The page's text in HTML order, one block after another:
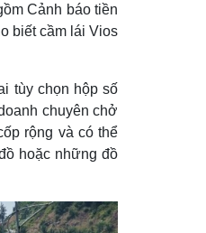
Cảnh báo tiền
biết cầm lái Vios
tùy chọn hộp số
chuyên chở
rộng và có thể
hoặc những đồ